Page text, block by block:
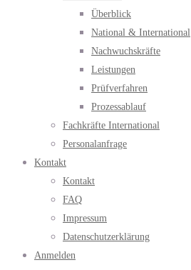
Überblick
National & International
Nachwuchskräfte
Leistungen
Prüfverfahren
Prozessablauf
Fachkräfte International
Personalanfrage
Kontakt
Kontakt
FAQ
Impressum
Datenschutzerklärung
Anmelden